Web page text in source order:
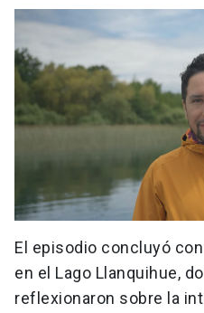
El episodio concluyó
en el Lago Llanquihue,
reflexionaron sobre la